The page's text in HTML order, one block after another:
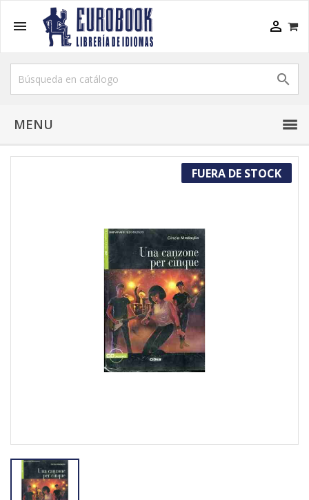
 

MENU
FUERA DE STOCK